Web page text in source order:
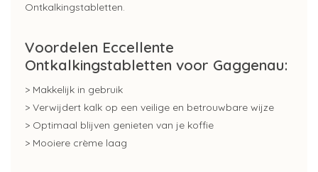
Ontkalkingstabletten.
Voordelen Eccellente
Ontkalkingstabletten voor Gaggenau:
> Makkelijk in gebruik
> Verwijdert kalk op een veilige en betrouwbare wijze
> Optimaal blijven genieten van je koffie
> Mooiere crème laag